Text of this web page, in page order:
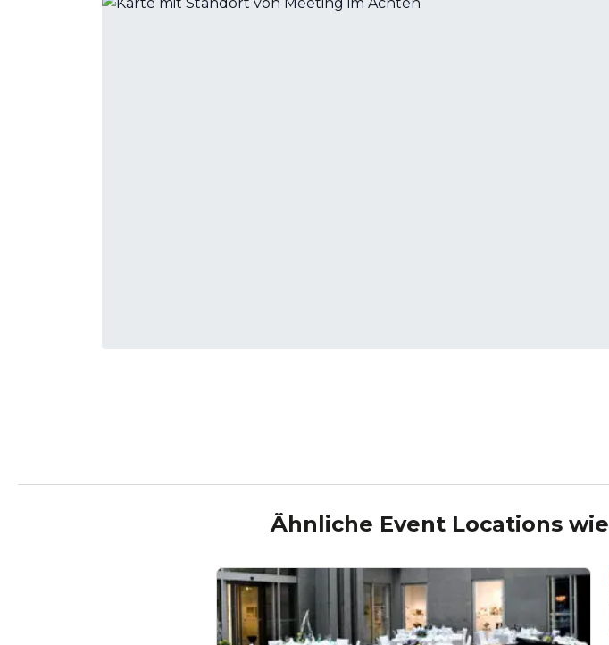
Ähnliche Event Locations wie